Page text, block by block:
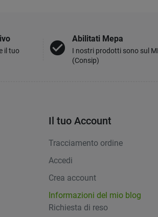
il tuo
check_circle
Abilitati Mepa
I nostri prodotti sono sul
(Consip)
Il tuo Account
Tracciamento ordine
Accedi
Crea account
Informazioni del mio blog
Richiesta di reso